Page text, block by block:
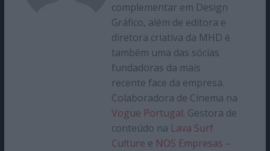
complementar em Design
Gráfico, além de editora e
diretora criativa da MHD é
também uma das sócias
fundadoras da mais
recente face da empresa.
Colaboradora de Cinema na
Vogue Portugal. Gestora de
conteúdo na Lava Surf
Culture e NOS Empresas –